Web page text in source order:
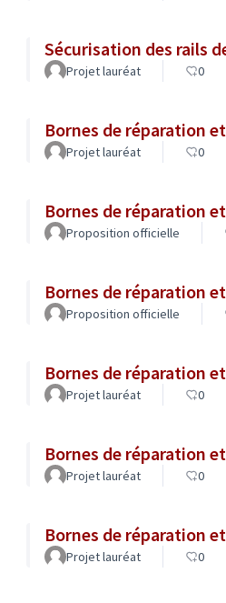
Sécurisation des rails
Projet lauréat 0
Bornes de réparation
Projet lauréat 0
Bornes de réparation
Proposition officielle
Bornes de réparation
Proposition officielle
Bornes de réparation
Projet lauréat 0
Bornes de réparation
Projet lauréat 0
Bornes de réparation
Projet lauréat 0